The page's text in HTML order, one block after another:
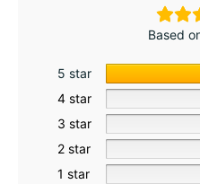
Based
5 star
4 star
3 star
2 star
1 star